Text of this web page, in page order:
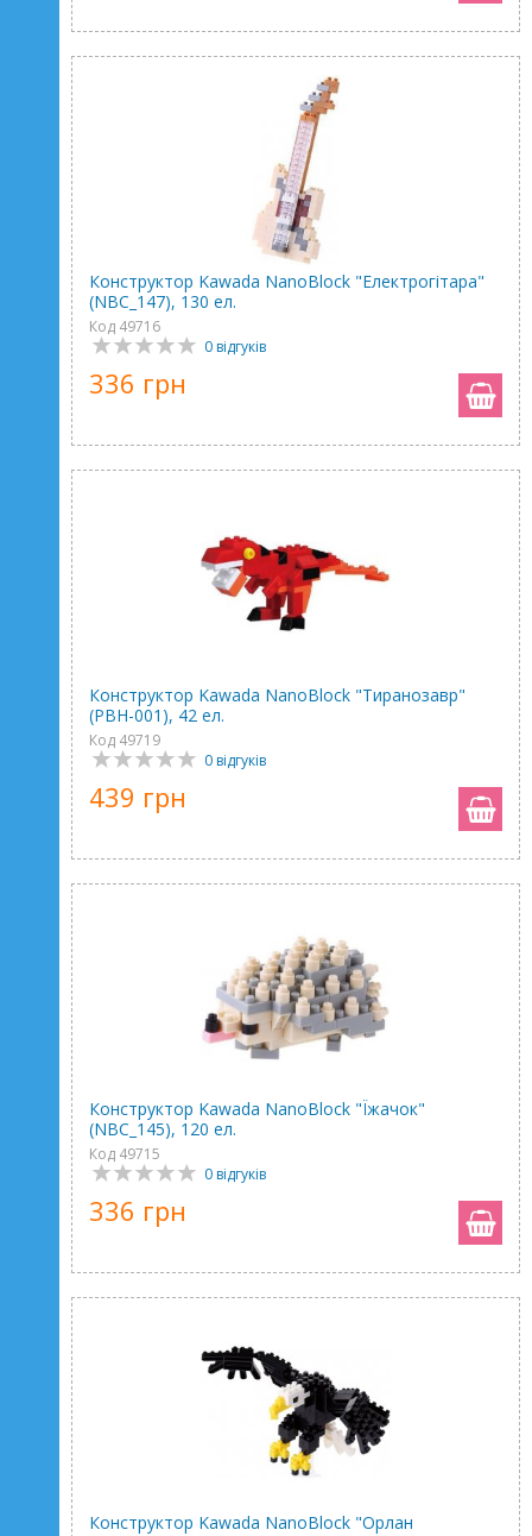
Конструктор Kawada NanoBlock "Електрогітара"
(NBC_147), 130 ел.
Код 49716
0 відгуків
336 грн
Конструктор Kawada NanoBlock "Тиранозавр"
(PBH-001), 42 ел.
Код 49719
0 відгуків
439 грн
Конструктор Kawada NanoBlock "Їжачок"
(NBC_145), 120 ел.
Код 49715
0 відгуків
336 грн
Конструктор Kawada NanoBlock "Орлан